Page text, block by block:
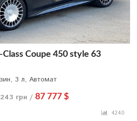
Coupe 450 style 63
3 л, Автомат
грн / 87 777 $
4240